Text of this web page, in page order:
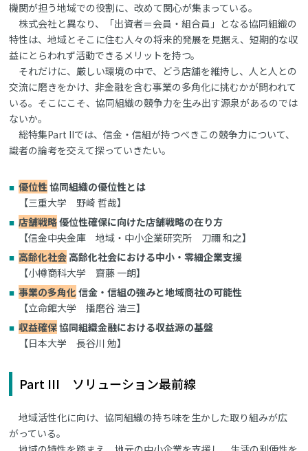
機関が担う地域での役割に、改めて関心が集まっている。
株式会社と異なり、「出資者＝会員・組合員」となる協同組織の
特性は、地域とそこに住む人々の将来的発展を見据え、短期的な収
益にとらわれず活動できるメリットを持つ。
それだけに、厳しい環境の中で、どう店舗を維持し、人と人との
交流に磨きをかけ、非金融を含む事業の多角化に挑むかが問われて
いる。そこにこそ、協同組織の競争力を生み出す源泉があるのでは
ないか。
総特集Part IIでは、信金・信組が持つべきこの競争力について、
識者の論考を交えて探っていきたい。
優位性協同組織の優位性とは
【三重大学 野崎 哲哉】
店舗戦略優位性確保に向けた店舗戦略の在り方
【信金中央金庫 地域・中小企業研究所 刀禰 和之】
高齢化社会 高齢化社会における中小・零細企業支援
【小樽商科大学 齋藤 一朗】
事業の多角化信金・信組の強みと地域商社の可能性
【立命館大学 播磨谷 浩三】
収益確保協同組織金融における収益源の基盤
【日本大学 長谷川 勉】
Part III ソリューション最前線
地域活性化に向け、協同組織の持ち味を生かした取り組みが広
がっている。